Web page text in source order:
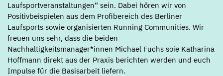
Laufsportveranstaltungen“ sein. Dabei hören wir von
Positivbeispielen aus dem Profibereich des Berliner
Laufsports sowie organisierten Running Communities. Wir
freuen uns sehr, dass die beiden
Nachhaltigkeitsmanager*innen Michael Fuchs soie Katharina
Hoffmann direkt aus der Praxis berichten werden und euch
Impulse für die Basisarbeit liefern.